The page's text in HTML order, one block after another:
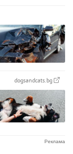
dogsandcats.bg